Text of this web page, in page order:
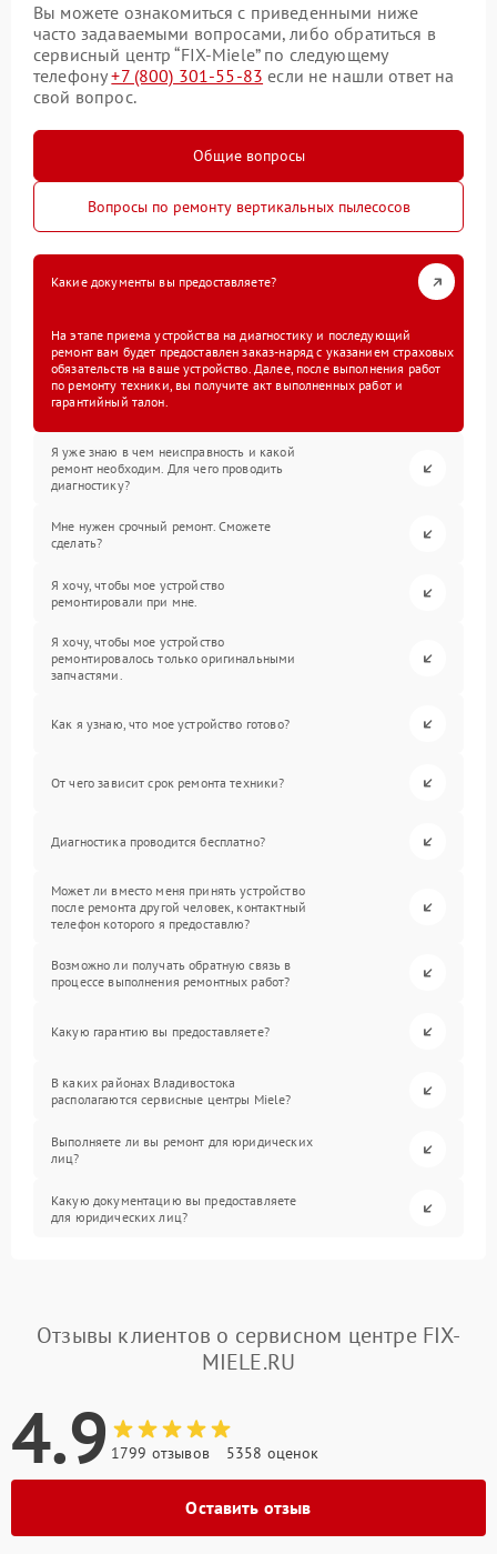
Вы можете ознакомиться с приведенными ниже
часто задаваемыми вопросами, либо обратиться в
сервисный центр “FIX-Miele” по следующему
телефону+7 (800) 301-55-83 если не нашли ответ на
свой вопрос.
Общие вопросы
Вопросы по ремонту вертикальных пылесосов
Какие документы вы предоставляете?
На этапе приема устройства на диагностику и последующий
ремонт вам будет предоставлен заказ-наряд с указанием страховых
обязательств на ваше устройство. Далее, после выполнения работ
по ремонту техники, вы получите акт выполненных работ и
гарантийный талон.
Я уже знаю в чем неисправность и какой
ремонт необходим. Для чего проводить
диагностику?
Мне нужен срочный ремонт. Сможете
сделать?
Я хочу, чтобы мое устройство
ремонтировали при мне.
Я хочу, чтобы мое устройство
ремонтировалось только оригинальными
запчастями.
Как я узнаю, что мое устройство готово?
От чего зависит срок ремонта техники?
Диагностика проводится бесплатно?
Может ли вместо меня принять устройство
после ремонта другой человек, контактный
телефон которого я предоставлю?
Возможно ли получать обратную связь в
процессе выполнения ремонтных работ?
Какую гарантию вы предоставляете?
В каких районах Владивостока
располагаются сервисные центры Miele?
Выполняете ли вы ремонт для юридических
лиц?
Какую документацию вы предоставляете
для юридических лиц?
Отзывы клиентов о сервисном центре FIX-
MIELE.RU
4.9 1799 отзывов 5358 оценок
Оставить отзыв